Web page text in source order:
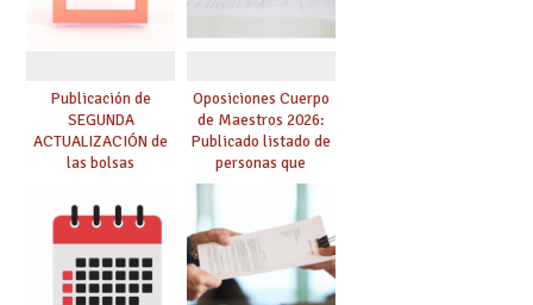
Publicación de
SEGUNDA
ACTUALIZACIÓN de
las bolsas
Cuerpo de Maestros
de especialidades
convocadas a
oposición
Oposiciones Cuerpo
de Maestros 2026:
Publicado listado de
personas que
adquieren nueva
especialidad